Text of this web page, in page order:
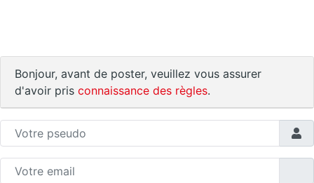
Bonjour, avant de poster, veuillez vous assurer
d'avoir pris connaissance des règles.